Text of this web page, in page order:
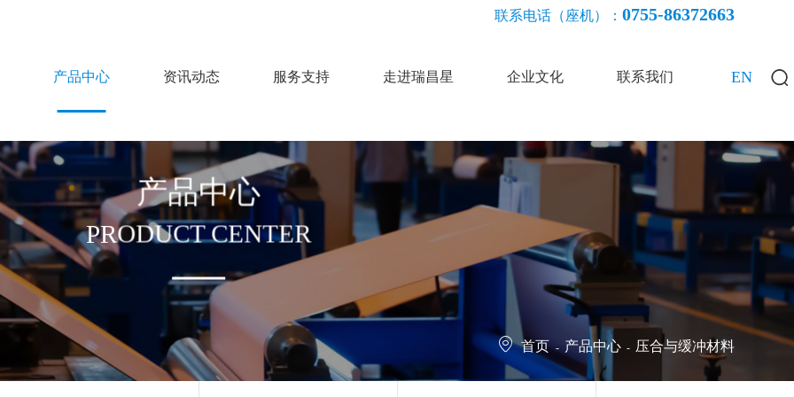
联系电话（座机）： 0755-86372663
产品中心 资讯动态 服务支持 走进瑞昌星 企业文化 联系我们 EN
产品中心
PRODUCT CENTER
首页 - 产品中心 - 压合与缓冲材料